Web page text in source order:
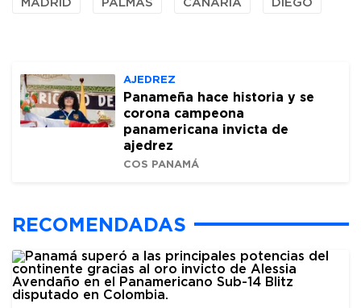
MADRID PALMAS CANARIA DIEGO
AJEDREZ
Panameña hace historia y se
corona campeona
panamericana invicta de
ajedrez
COS PANAMÁ
RECOMENDADAS